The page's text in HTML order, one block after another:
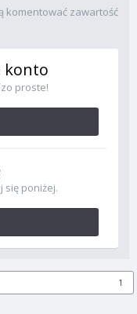
komentować zawartość
konto
proste!
się poniżej.
1